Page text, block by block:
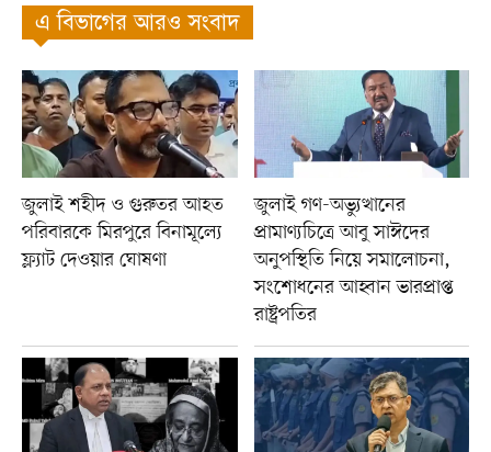
এ বিভাগের আরও সংবাদ
জুলাই শহীদ ও গুরুতর আহত
পরিবারকে মিরপুরে বিনামূল্যে
ফ্ল্যাট দেওয়ার ঘোষণা
জুলাই গণ-অভ্যুত্থানের
প্রামাণ্যচিত্রে আবু সাঈদের
অনুপস্থিতি নিয়ে সমালোচনা,
সংশোধনের আহ্বান ভারপ্রাপ্ত
রাষ্ট্রপতির